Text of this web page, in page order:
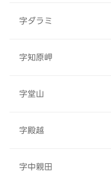
字ダラミ
字知原岬
字堂山
字殿越
字中親田